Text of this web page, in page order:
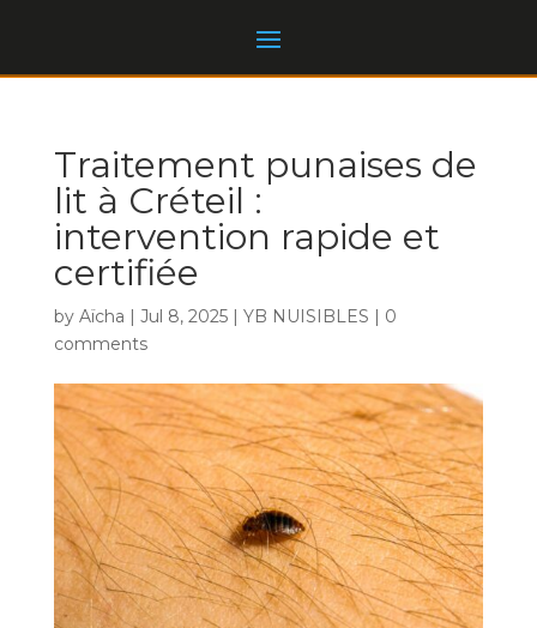
Traitement punaises de
lit à Créteil :
intervention rapide et
certifiée
by Aïcha | Jul 8, 2025| YB NUISIBLES | 0
comments